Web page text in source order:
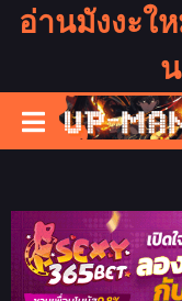
อ่านมังงะใ